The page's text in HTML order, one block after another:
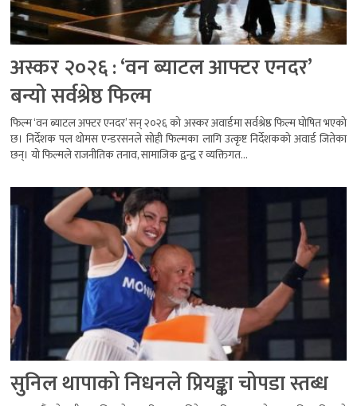
अस्कर २०२६ : ‘वन ब्याटल आफ्टर एनदर’
बन्यो सर्वश्रेष्ठ फिल्म
फिल्म ‘वन ब्याटल अफ्टर एनदर’ सन् २०२६ को अस्कर अवार्डमा सर्वश्रेष्ठ फिल्म घोषित भएको
छ। निर्देशक पल थोमस एन्डरसनले सोही फिल्मका लागि उत्कृष्ट निर्देशकको अवार्ड जितेका
छन्। यो फिल्मले राजनीतिक तनाव, सामाजिक द्वन्द्व र व्यक्तिगत...
सुनिल थापाको निधनले प्रियङ्का चोपडा स्तब्ध